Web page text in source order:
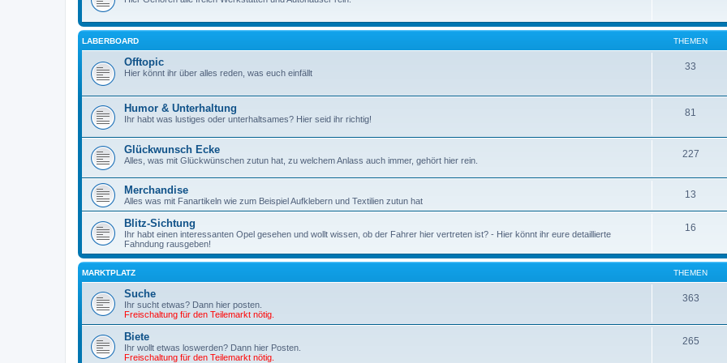
LABERBOARD THEMEN
Offtopic
Hier könnt ihr über alles reden, was euch einfällt
33
Humor & Unterhaltung
Ihr habt was lustiges oder unterhaltsames? Hier seid ihr richtig!
81
Glückwunsch Ecke
Alles, was mit Glückwünschen zutun hat, zu welchem Anlass auch immer, gehört hier rein.
227
Merchandise
Alles was mit Fanartikeln wie zum Beispiel Aufklebern und Textilien zutun hat
13
Blitz-Sichtung
Ihr habt einen interessanten Opel gesehen und wollt wissen, ob der Fahrer hier vertreten ist? - Hier könnt ihr eure detaillierte
Fahndung rausgeben!
16
MARKTPLATZ THEMEN
Suche
Ihr sucht etwas? Dann hier posten.
Freischaltung für den Teilemarkt nötig.
363
Biete
Ihr wollt etwas loswerden? Dann hier Posten.
Freischaltung für den Teilemarkt nötig.
265